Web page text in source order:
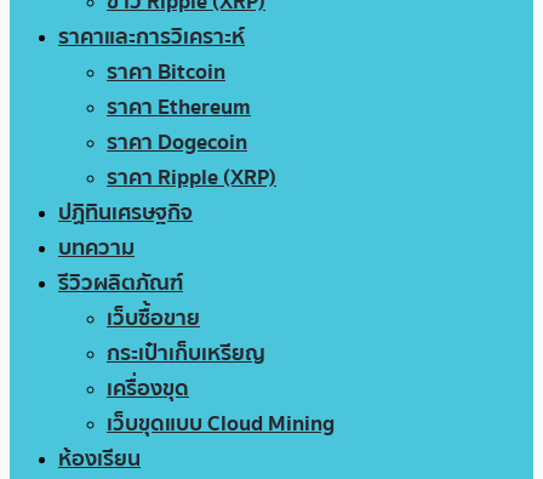
ราคาและการวิเคราะห์
ราคา Bitcoin
ราคา Ethereum
ราคา Dogecoin
ราคา Ripple (XRP)
ปฏิทินเศรษฐกิจ
บทความ
รีวิวผลิตภัณฑ์
เว็บซื้อขาย
กระเป๋าเก็บเหรียญ
เครื่องขุด
เว็บขุดแบบ Cloud Mining
ห้องเรียน